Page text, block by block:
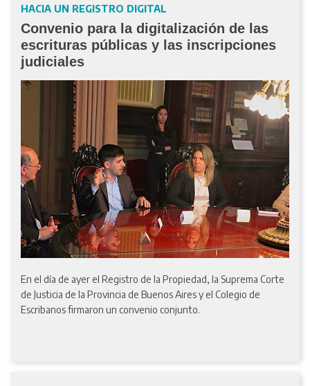
HACIA UN REGISTRO DIGITAL
Convenio para la digitalización de las
escrituras públicas y las inscripciones
judiciales
En el día de ayer el Registro de la Propiedad, la Suprema Corte
de Justicia de la Provincia de Buenos Aires y el Colegio de
Escribanos firmaron un convenio conjunto.